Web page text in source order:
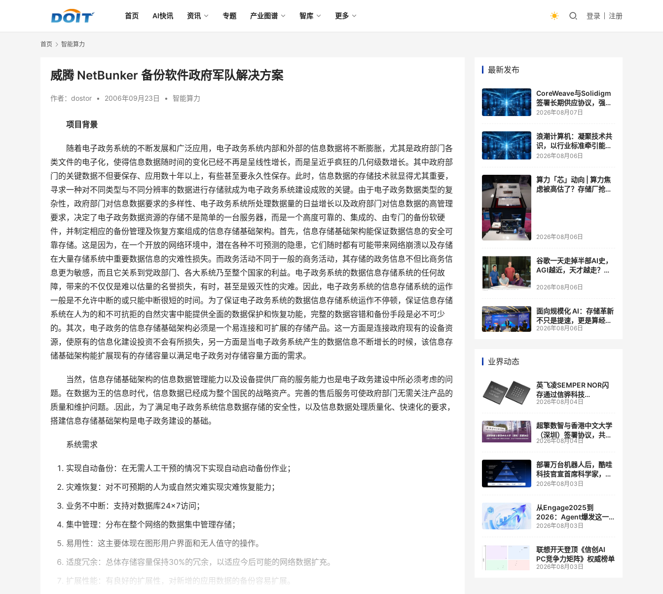
首页 AI快讯 资讯 专题 产业图谱 智库 更多 登录 注册
首页 智能算力
威腾 NetBunker 备份软件政府军队解决方案
作者： dostor • 2006年09月23日 • 智能算力
项目背景
随着电子政务系统的不断发展和广泛应用，电子政务系统内部和外部的信息数据将不断膨胀，尤其是政府部门各
类文件的电子化，使得信息数据随时间的变化已经不再是呈线性增长，而是呈近乎疯狂的几何级数增长。其中政府部
门的关键数据不但要保存、应用数十年以上，有些甚至要永久性保存。此时，信息数据的存储技术就显得尤其重要，
寻求一种对不同类型与不同分辨率的数据进行存储就成为电子政务系统建设成败的关键。由于电子政务数据类型的复
杂性，政府部门对信息数据要求的多样性、电子政务系统所处理数据量的日益增长以及政府部门对信息数据的高管理
要求，决定了电子政务数据资源的存储不是简单的一台服务器，而是一个高度可靠的、集成的、由专门的备份软硬
件，并制定相应的备份管理及恢复方案组成的信息存储基础架构。首先，信息存储基础架构能保证数据信息的安全可
靠存储。这是因为，在一个开放的网络环境中，潜在各种不可预测的隐患，它们随时都有可能带来网络崩溃以及存储
在大量存储系统中重要数据信息的灾难性损失。而政务活动不同于一般的商务活动，其存储的政务信息不但比商务信
息更为敏感，而且它关系到党政部门、各大系统乃至整个国家的利益。电子政务系统的数据信息存储系统的任何故
障，带来的不仅仅是难以估量的名誉损失，有时，甚至是毁灭性的灾难。因此，电子政务系统的信息存储系统的运作
一般是不允许中断的或只能中断很短的时间。为了保证电子政务系统的数据信息存储系统运作不停顿，保证信息存储
系统在人为的和不可抗拒的自然灾害中能提供全面的数据保护和恢复功能，完整的数据容错和备份手段是必不可少
的。其次，电子政务的信息存储基础架构必须是一个易连接和可扩展的存储产品。这一方面是连接政府现有的设备资
源，使原有的信息化建设投资不会有所损失，另一方面是当电子政务系统产生的数据信息不断增长的时候，该信息存
当然，信息存储基础架构的信息数据管理能力以及设备提供厂商的服务能力也是电子政务建设中所必须考虑的问
题。在数据为王的信息时代，信息数据已经成为整个国民的战略资产。完善的售后服务可使政府部门无需关注产品的
质量和维护问题。.因此，为了满足电子政务系统信息数据存储的安全性，以及信息数据处理质量化、快速化的要求，
实现自动备份：在无需人工干预的情况下实现自动启动备份作业；
灾难恢复：对不可预期的人为或自然灾难实现灾难恢复能力；
业务不中断：支持对数据库24×7访问；
集中管理：分布在整个网络的数据集中管理存储；
易用性：这主要体现在图形用户界面和无人值守的操作。
适度冗余：总体存储容量保持30%的冗余，以适应今后可能的网络数据扩充。
扩展性能：有良好的扩展性，对新增的应用数据的备份容易扩展。
最新发布
CoreWeave与Solidigm
签署长期供应协议，强化
一体化人工智能云平台
2026年08月07日
浪潮计算机：凝聚技术共
识，以行业标准牵引能力
跃升
2026年08月06日
算力「芯」动向 | 算力焦
虑被高估了？存储厂抢了
2026年08月06日
谷歌一天走掉半部AI史，
AGI越近，天才越走？大
自己的研发节奏
2026年08月06日
面向规模化 AI：存储革新
不只是提速，更是算经济
账
2026年08月06日
业界动态
英飞凌SEMPER NOR闪
存通过信骅科技
AST2700 BMC认证，全
管理
2026年08月04日
超擎数智与香港中文大学
（深圳）签署协议，共建
人工智能和边缘计算联合
2026年08月04日
部署万台机器人后，酷哇
科技官宣首席科学家，要
让世界模型交付生产力
2026年08月03日
从Engage2025到
2026：Agent爆发这一
年，AI CRM 走到哪了
2026年08月03日
联想开天登顶《信创AI
PC竞争力矩阵》权威榜单
2026年08月03日